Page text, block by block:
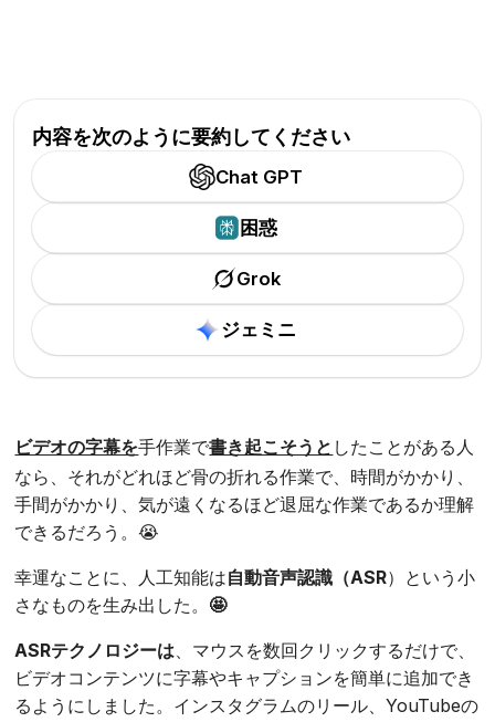
内容を次のように要約してください
Chat GPT
困惑
Grok
ジェミニ
ビデオの字幕を手作業で書き起こそうと したことがある人
なら、それがどれほど骨の折れる作業で、時間がかかり、
手間がかかり、気が遠くなるほど退屈な作業であるか理解
できるだろう。😭
幸運なことに、人工知能は自動音声認識（ASR）という小
さなものを生み出した。 🤩
ASRテクノロジーは、マウスを数回クリックするだけで、
ビデオコンテンツに字幕やキャプションを簡単に追加でき
るようにしました。インスタグラムのリール、YouTubeの